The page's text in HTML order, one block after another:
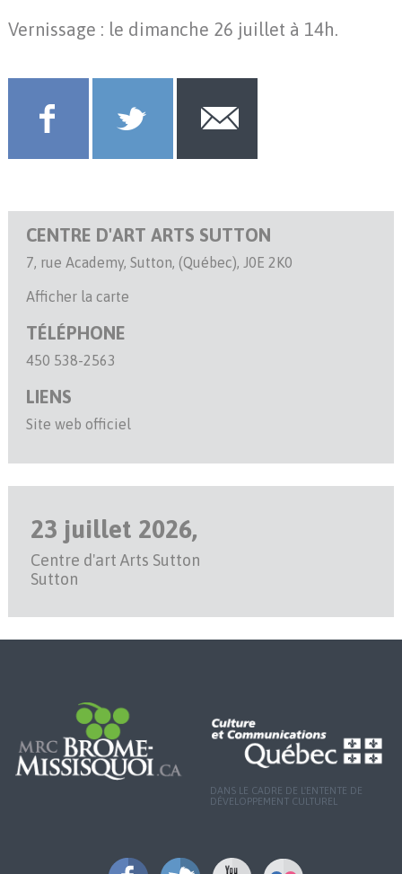
Vernissage : le dimanche 26 juillet à 14h.
CENTRE D'ART ARTS SUTTON
7, rue Academy, Sutton, (Québec), J0E 2K0
Afficher la carte
TÉLÉPHONE
450 538-2563
LIENS
Site web officiel
23 juillet 2026,
Centre d'art Arts Sutton
Sutton
DANS LE CADRE DE L'ENTENTE DE
DÉVELOPPEMENT CULTUREL